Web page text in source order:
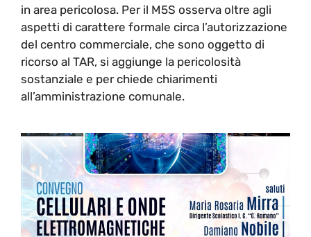
in area pericolosa. Per il M5S osserva oltre agli
aspetti di carattere formale circa l’autorizzazione
del centro commerciale, che sono oggetto di
ricorso al TAR, si aggiunge la pericolosità
sostanziale e per chiede chiarimenti
all’amministrazione comunale.